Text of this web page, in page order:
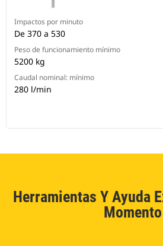
Impactos por minuto
De 370 a 530
Peso de funcionamiento mínimo
5200 kg
Caudal nominal: mínimo
280 l/min
Herramientas Y Ayuda
Momento